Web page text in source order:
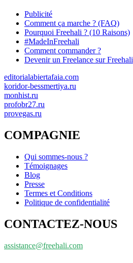
Publicité
Comment ça marche ? (FAQ)
Pourquoi Freehali ? (10 Raisons)
#MadeInFreehali
Comment commander ?
Devenir un Freelance sur Freehali
editorialabiertafaia.com
koridor-bessmertiya.ru
monhist.ru
profobr27.ru
provegas.ru
COMPAGNIE
Qui sommes-nous ?
Témoignages
Blog
Presse
Termes et Conditions
Politique de confidentialité
CONTACTEZ-NOUS
assistance@freehali.com